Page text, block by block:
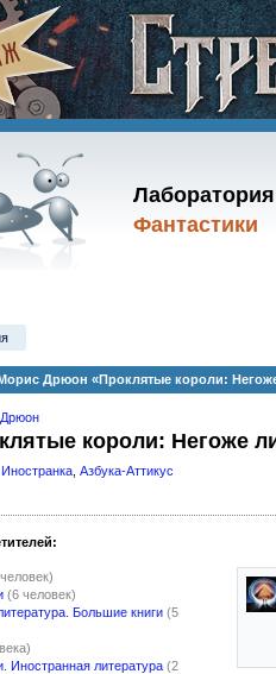
Лаборатория
Фантастики
Дрюон «Проклятые короли:
короли: Негоже
Иностранка Азбука-Аттикус
(6 человек)
Большие книги (5
Иностранная литература (2